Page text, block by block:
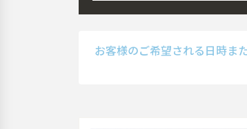
お客様のご希望される日時ま